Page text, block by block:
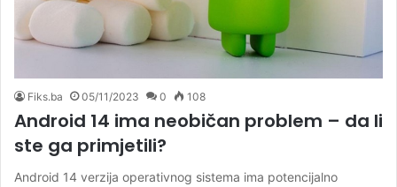
Fiks.ba 05/11/2023 0 108
Android 14 ima neobičan problem – da li
ste ga primjetili?
Android 14 verzija operativnog sistema ima potencijalno